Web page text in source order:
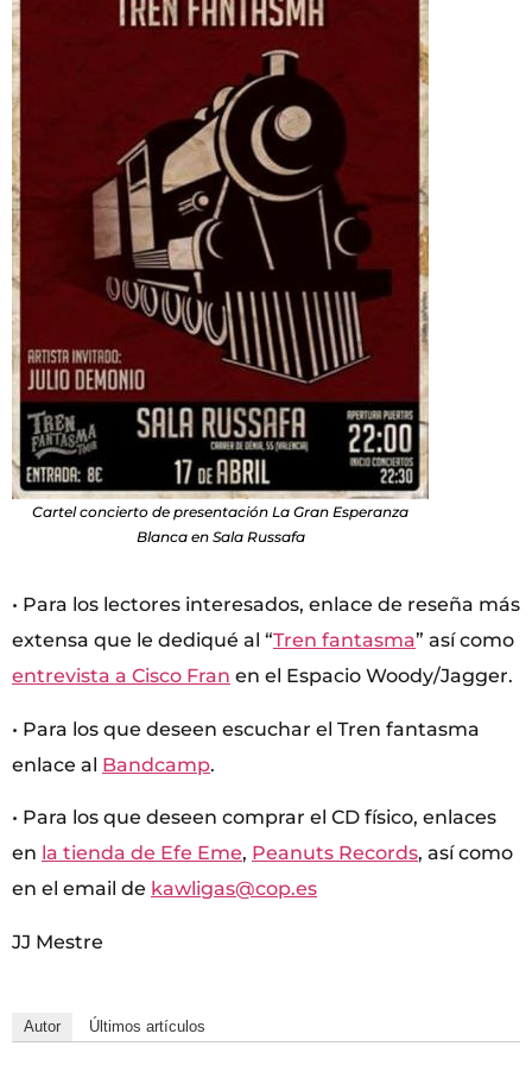
Cartel concierto de presentación La Gran Esperanza
Blanca en Sala Russafa
• Para los lectores interesados, enlace de reseña más
extensa que le dediqué al “Tren fantasma” así como
entrevista a Cisco Fran en el Espacio Woody/Jagger.
• Para los que deseen escuchar el Tren fantasma
enlace al Bandcamp.
• Para los que deseen comprar el CD físico, enlaces
en la tienda de Efe Eme, Peanuts Records, así como
en el email de kawligas@cop.es
JJ Mestre
Autor Últimos artículos